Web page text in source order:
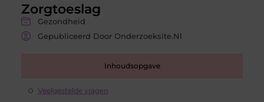
Zorgtoeslag
Gezondheid
Gepubliceerd Door Onderzoeksite.nl
Inhoudsopgave
Veelgestelde vragen